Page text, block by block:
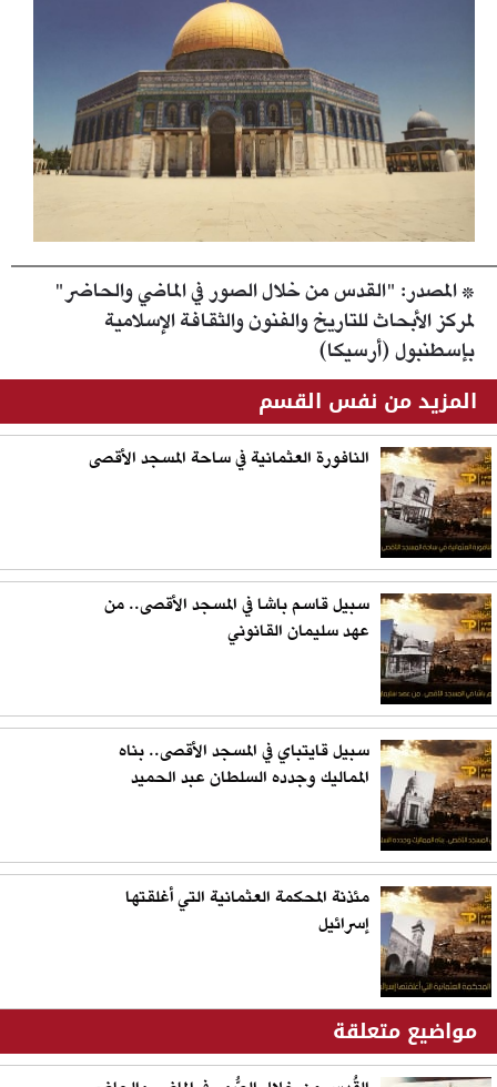
* المصدر: "القدس من خلال الصور في الماضي والحاضر"
لمركز الأبحاث للتاريخ والفنون والثقافة الإسلامية
بإسطنبول (أرسيكا)
المزيد من نفس القسم
النافورة العثمانية في ساحة المسجد الأقصى
سبيل قاسم باشا في المسجد الأقصى.. من
عهد سليمان القانوني
سبيل قايتباي في المسجد الأقصى.. بناه
المماليك وجدده السلطان عبد الحميد
مئذنة المحكمة العثمانية التي أغلقتها
إسرائيل
مواضيع متعلقة